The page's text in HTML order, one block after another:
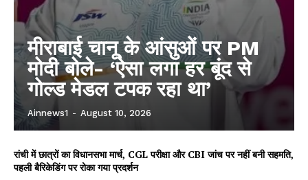
मीराबाई चानू के आंसुओं पर PM
मोदी बोले- ‘ऐसा लगा हर बूंद से
गोल्ड मेडल टपक रहा था’
Ainnews1 - August 10, 2026
रांची में छात्रों का विधानसभा मार्च, CGL परीक्षा और CBI जांच पर नहीं बनी सहमति,
पहली बैरिकेडिंग पर रोका गया प्रदर्शन